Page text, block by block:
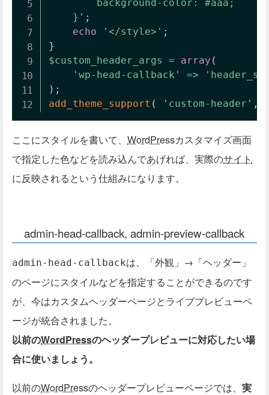
	}'
;
echo
'</style>' ;
}
$custom_header_args
= array (
'wp-head-callback'
=>
) ;
add_theme_support ( 'custom-header' ,
ここにスタイルを書いて、 WordPressカスタマイズ画面
で指定した色などを読み込んであげれば、実際のサイト
に反映されるという仕組みになります。
admin-head-callback, admin-preview-callback
admin-head-callbackは、「外観」→「ヘッダー」
のページにスタイルなどを指定することができるのです
が、今はカスタムヘッダーページとライブプレビューペ
ージが統合されました。
以前のWordPressのヘッダープレビューに対応したい場
合に使いましょう。
以前のWordPressのヘッダープレビューページでは、 実